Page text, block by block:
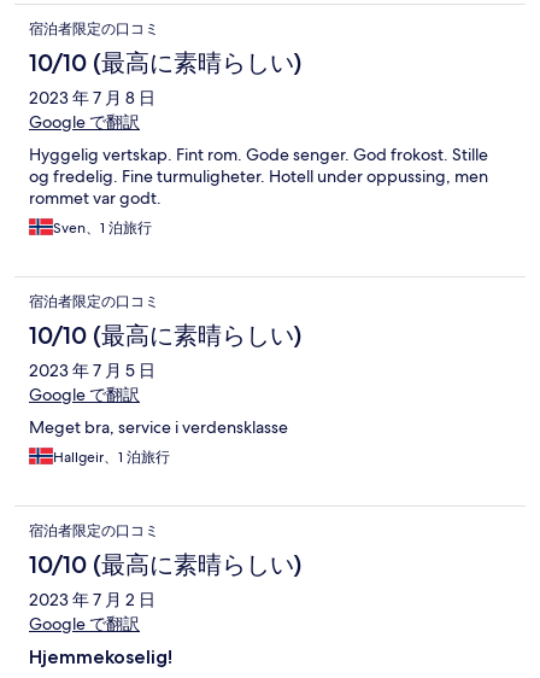
宿泊者限定の口コミ
10/10 (最高に素晴らしい)
2023 年 7 月 8 日
Google で翻訳
Hyggelig vertskap. Fint rom. Gode senger. God frokost. Stille
og fredelig. Fine turmuligheter. Hotell under oppussing, men
rommet var godt.
Sven、1 泊旅行
宿泊者限定の口コミ
10/10 (最高に素晴らしい)
2023 年 7 月 5 日
Google で翻訳
Meget bra, service i verdensklasse
Hallgeir、1 泊旅行
宿泊者限定の口コミ
10/10 (最高に素晴らしい)
2023 年 7 月 2 日
Google で翻訳
Hjemmekoselig!